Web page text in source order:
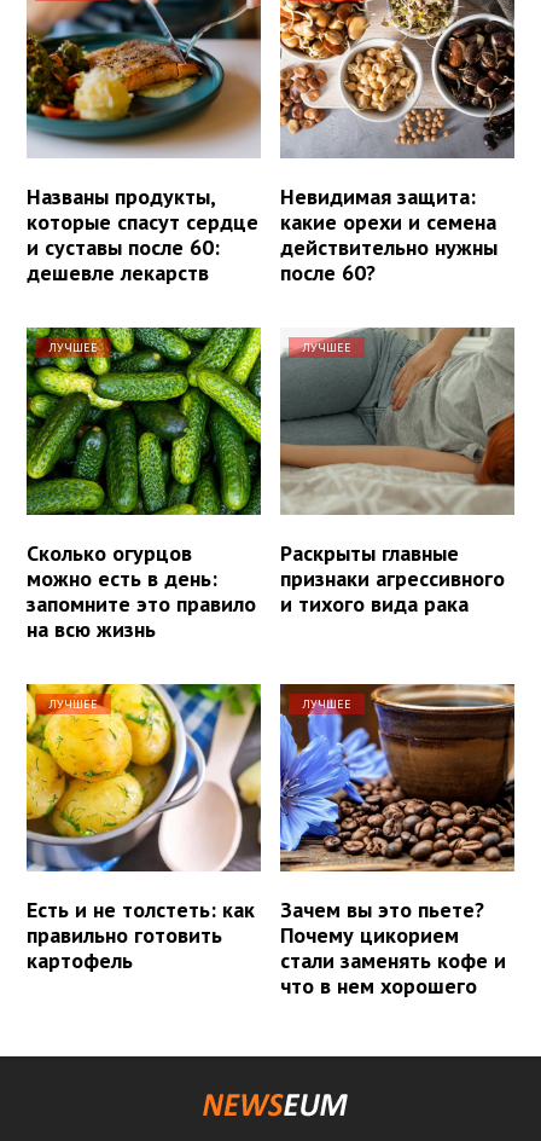
Названы продукты,
которые спасут сердце
и суставы после 60:
дешевле лекарств
Невидимая защита:
какие орехи и семена
действительно нужны
после 60?
ЛУЧШЕЕ
Сколько огурцов
можно есть в день:
запомните это правило
на всю жизнь
ЛУЧШЕЕ
Раскрыты главные
признаки агрессивного
и тихого вида рака
ЛУЧШЕЕ
Есть и не толстеть: как
правильно готовить
картофель
ЛУЧШЕЕ
Зачем вы это пьете?
Почему цикорием
стали заменять кофе и
что в нем хорошего